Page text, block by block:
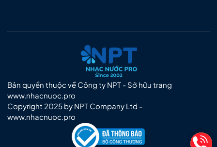
Bản quyền thuộc về Công ty NPT - Sở hữu trang
www.nhacnuoc.pro
Copyright 2025 by NPT Company Ltd -
www.nhacnuoc.pro